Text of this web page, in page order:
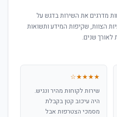
מדרגים את השירות בדגש על
הצוות, שקיפות המידע ותשואות
לאורך שנים.
★★★★☆
שירות לקוחות מהיר ונגיש.
היה עיכוב קטן בקבלת
מסמכי הצטרפות אבל